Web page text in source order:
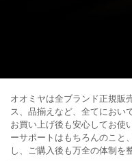
オオミヤは全ブランド正規販
ス、品揃えなど、全てにおい
お買い上げ後も安心してお使
ーサポートはもちろんのこと
し、ご購入後も万全の体制を